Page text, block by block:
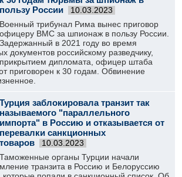
пользу России
10.03.2023
Военный трибунал Рима вынес приговор
офицеру ВМС за шпионаж в пользу России.
Задержанный в 2021 году во время
документов российскому разведчику,
дипломата, офицер штаба
приговорен к 30 годам. Обвинение
Турция заблокировала транзит так
называемого "параллельного
импорта" в Россию и отказывается от
перевалки санкционных
товаров
10.03.2023
Таможенные органы Турции начали
транзита в Россию и Белоруссию